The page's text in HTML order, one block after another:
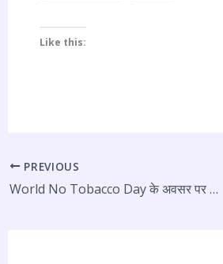
Like this:
PREVIOUS
World No Tobacco Day के अवसर पर PGIMS Rohtak में आयोजित किया गया राज्य स्तरीय कार्यक्रम